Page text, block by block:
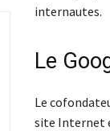
internautes.
Le
Le
site Internet